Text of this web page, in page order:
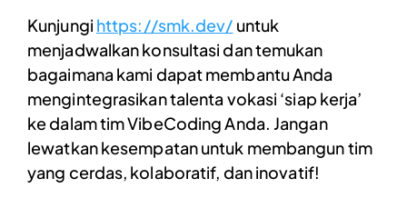
Kunjungi https://smk.dev/ untuk
menjadwalkan konsultasi dan temukan
bagaimana kami dapat membantu Anda
mengintegrasikan talenta vokasi ‘siap kerja’
ke dalam tim VibeCoding Anda. Jangan
lewatkan kesempatan untuk membangun tim
yang cerdas, kolaboratif, dan inovatif!